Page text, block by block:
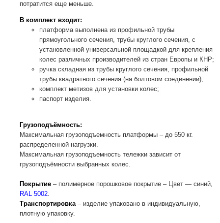
потратится еще меньше.
В комплект входит:
платформа выполнена из профильной трубы
прямоугольного сечения, трубы круглого сечения, с
установленной универсальной площадкой для крепления
колес различных производителей из стран Европы и КНР;
ручка складная из трубы круглого сечения, профильной
трубы квадратного сечения (на болтовом соединении);
комплект метизов для установки колес;
паспорт изделия.
Грузоподъёмность:
Максимальная грузоподъемность платформы – до 550 кг.
распределенной нагрузки.
Максимальная грузоподъемность тележки зависит от
грузоподъёмности выбранных колес.
Покрытие – полимерное порошковое покрытие – Цвет — синий,
RAL 5002
Транспортировка – изделие упаковано в индивидуальную,
плотную упаковку.